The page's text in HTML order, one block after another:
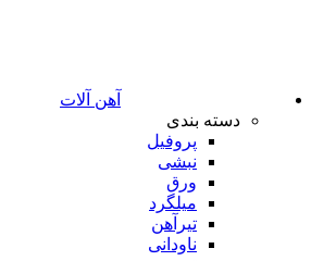
آهن آلات
دسته بندی
پروفیل
نبشی
ورق
میلگرد
تیرآهن
ناودانی